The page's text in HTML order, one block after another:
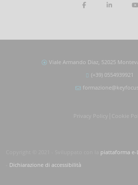
Viale Armando Diaz, 52025
(+39) 0554939921
Privacy Policy Cookie
piattaforma e-
Dichiarazione di accessibilità